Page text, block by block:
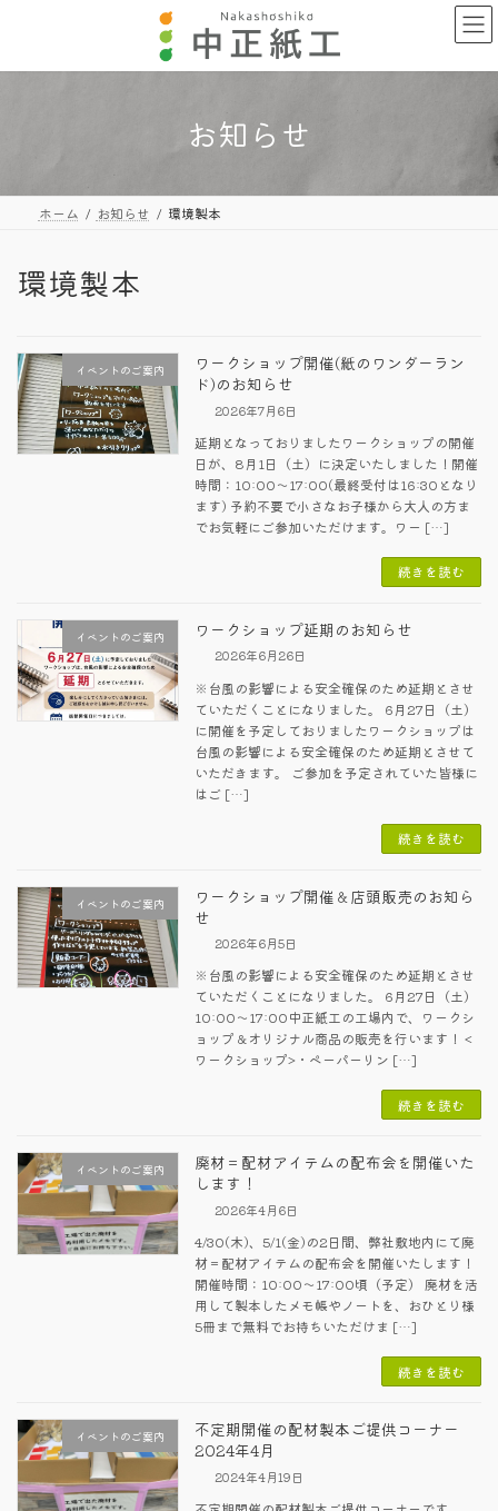
ン
ー
お知らせ
ホーム お知らせ 環境製本
環境製本
イベントのご案内
ワークショップ開催(紙のワンダーラン
ド)のお知らせ
2026年7月6日
延期となっておりましたワークショップの開催
日が、8月1日（土）に決定いたしました！開催
時間：10:00～17:00(最終受付は16:30となり
ます) 予約不要で小さなお子様から大人の方ま
でお気軽にご参加いただけます。ワー […]
続きを読む
イベントのご案内 ワークショップ延期のお知らせ
2026年6月26日
※台風の影響による安全確保のため延期とさせ
ていただくことになりました。 6月27日（土）
に開催を予定しておりましたワークショップは
台風の影響による安全確保のため延期とさせて
いただきます。 ご参加を予定されていた皆様に
はご […]
続きを読む
イベントのご案内
ワークショップ開催＆店頭販売のお知ら
せ
2026年6月5日
※台風の影響による安全確保のため延期とさせ
ていただくことになりました。 6月27日（土）
10:00～17:00中正紙工の工場内で、ワークシ
ョップ＆オリジナル商品の販売を行います！ <
ワークショップ>・ペーパーリン […]
続きを読む
イベントのご案内
廃材＝配材アイテムの配布会を開催いた
します！
2026年4月6日
4/30(木)、5/1(金)の2日間、弊社敷地内にて廃
材＝配材アイテムの配布会を開催いたします！
開催時間：10:00～17:00頃（予定） 廃材を活
用して製本したメモ帳やノートを、おひとり様
5冊まで無料でお持ちいただけま […]
続きを読む
イベントのご案内
不定期開催の配材製本ご提供コーナー
2024年4月
2024年4月19日